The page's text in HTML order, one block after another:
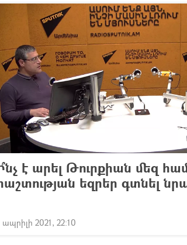
է արել Թուրքիան մեզ
եզրեր գտնել
ապրիլի 2021, 22:10